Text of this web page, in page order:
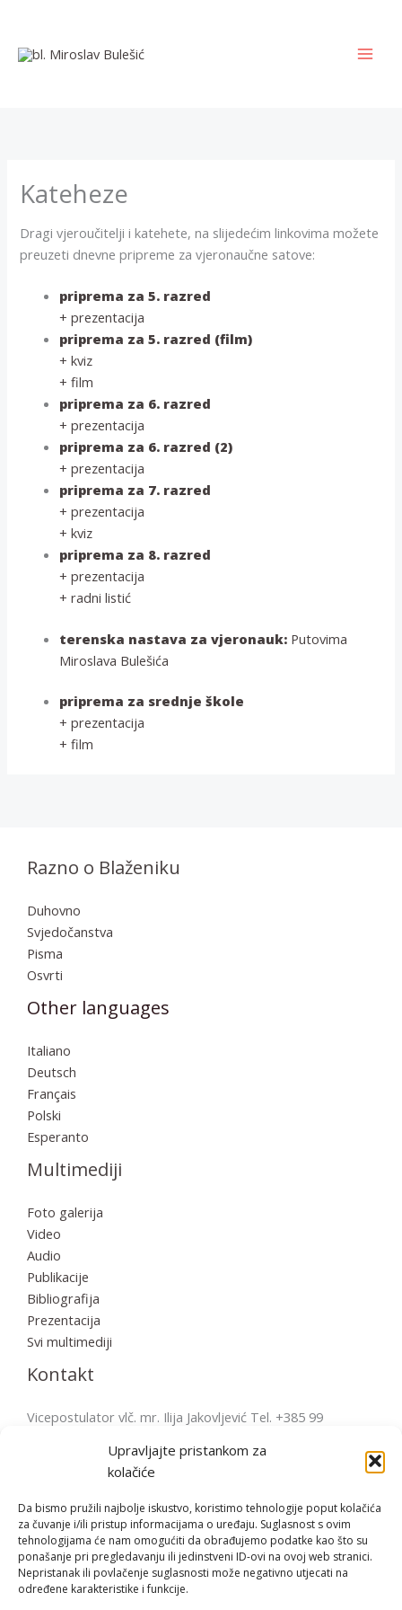
Upravljajte pristankom za
kolačiće
Da bismo pružili najbolje iskustvo, koristimo tehnologije poput kolačića
za čuvanje i/ili pristup informacijama o uređaju. Suglasnost s ovim
tehnologijama će nam omogućiti da obrađujemo podatke kao što su
ponašanje pri pregledavanju ili jedinstveni ID-ovi na ovoj web stranici.
Nepristanak ili povlačenje suglasnosti može negativno utjecati na
određene karakteristike i funkcije.
content
Kateheze
Dragi vjeroučitelji i katehete, na slijedećim linkovima možete
preuzeti dnevne pripreme za vjeronaučne satove:
priprema za 5. razred
+ prezentacija
priprema za 5. razred (film)
+ kviz
+ film
priprema za 6. razred
+ prezentacija
priprema za 6. razred (2)
+ prezentacija
priprema za 7. razred
+ prezentacija
+ kviz
priprema za 8. razred
+ prezentacija
+ radni listić
terenska nastava za vjeronauk: Putovima
Miroslava Bulešića
priprema za srednje škole
+ prezentacija
+ film
Razno o Blaženiku
Duhovno
Svjedočanstva
Pisma
Osvrti
Other languages
Italiano
Deutsch
Français
Polski
Esperanto
Multimediji
Foto galerija
Video
Audio
Publikacije
Bibliografija
Prezentacija
Svi multimediji
Kontakt
Vicepostulator vlč. mr. Ilija Jakovljević Tel. +385 99
Fažana Župni trg 4, 52212 Fažana, Hrvatska
Copyright © | 2026 Bl. Miroslav Bulešić